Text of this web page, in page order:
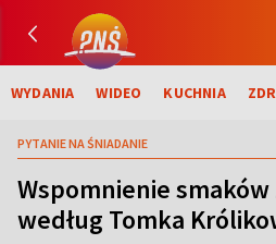
WYDANIA WIDEO KUCHNIA
PYTANIE NA ŚNIADANIE
Wspomnienie
według Tomka